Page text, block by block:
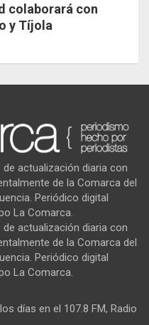
colaborará con
y Tíjola
actualización diaria con
de la Comarca del
Periódico digital
La Comarca.
actualización diaria con
de la Comarca del
Periódico digital
La Comarca.
días en el 107.8 FM, Radio